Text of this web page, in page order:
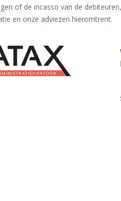
of de incasso van de
en onze adviezen hieromtrent.